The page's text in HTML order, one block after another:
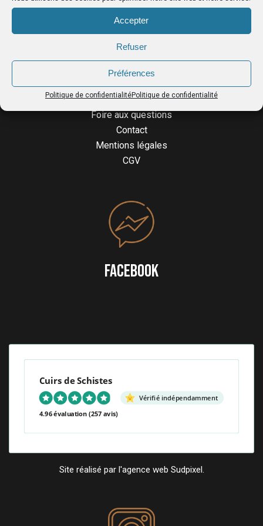
Accepter
Refuser
Préférences
Politique de confidentialitéPolitique de confidentialité
LIENS UTILES
Accueil
L’atelier
Guide des tailles
Foire aux questions
Contact
Mentions légales
CGV
FACEBOOK
Cuirs de Schistes
Vérifié indépendamment
4.96 évaluation (257 avis)
Site réalisé par l'agence web Sudpixel.